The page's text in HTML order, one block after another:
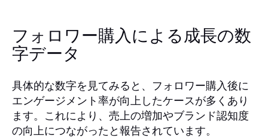
フォロワー購入による成長の数
字データ
具体的な数字を見てみると、フォロワー購入後に
エンゲージメント率が向上したケースが多くあり
ます。これにより、売上の増加やブランド認知度
の向上につながったと報告されています。